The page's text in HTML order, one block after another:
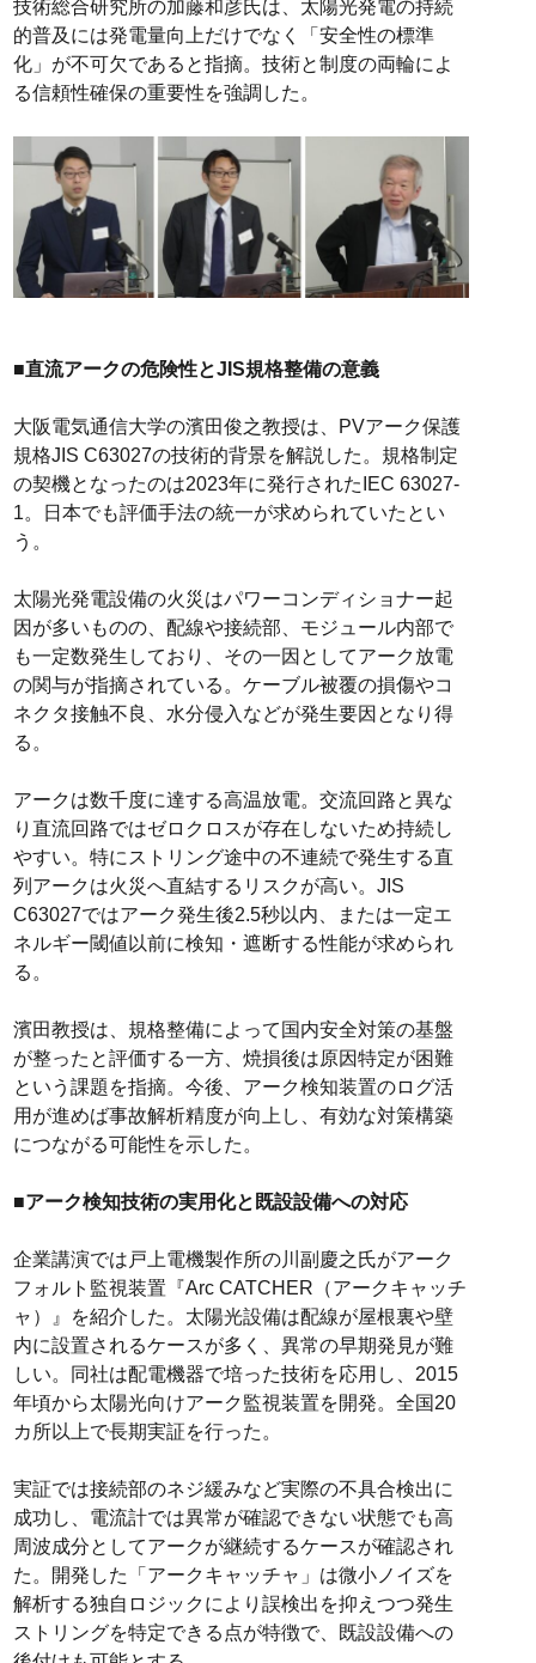
技術総合研究所の加藤和彦氏は、太陽光発電の持続
的普及には発電量向上だけでなく「安全性の標準
化」が不可欠であると指摘。技術と制度の両輪によ
る信頼性確保の重要性を強調した。
■直流アークの危険性とJIS規格整備の意義
大阪電気通信大学の濱田俊之教授は、PVアーク保護
規格JIS C63027の技術的背景を解説した。規格制定
の契機となったのは2023年に発行されたIEC 63027-
1。日本でも評価手法の統一が求められていたとい
う。
太陽光発電設備の火災はパワーコンディショナー起
因が多いものの、配線や接続部、モジュール内部で
も一定数発生しており、その一因としてアーク放電
の関与が指摘されている。ケーブル被覆の損傷やコ
ネクタ接触不良、水分侵入などが発生要因となり得
る。
アークは数千度に達する高温放電。交流回路と異な
り直流回路ではゼロクロスが存在しないため持続し
やすい。特にストリング途中の不連続で発生する直
列アークは火災へ直結するリスクが高い。JIS
C63027ではアーク発生後2.5秒以内、または一定エ
ネルギー閾値以前に検知・遮断する性能が求められ
る。
濱田教授は、規格整備によって国内安全対策の基盤
が整ったと評価する一方、焼損後は原因特定が困難
という課題を指摘。今後、アーク検知装置のログ活
用が進めば事故解析精度が向上し、有効な対策構築
につながる可能性を示した。
■アーク検知技術の実用化と既設設備への対応
企業講演では戸上電機製作所の川副慶之氏がアーク
フォルト監視装置『Arc CATCHER（アークキャッチ
ャ）』を紹介した。太陽光設備は配線が屋根裏や壁
内に設置されるケースが多く、異常の早期発見が難
しい。同社は配電機器で培った技術を応用し、2015
年頃から太陽光向けアーク監視装置を開発。全国20
カ所以上で長期実証を行った。
実証では接続部のネジ緩みなど実際の不具合検出に
成功し、電流計では異常が確認できない状態でも高
周波成分としてアークが継続するケースが確認され
た。開発した「アークキャッチャ」は微小ノイズを
解析する独自ロジックにより誤検出を抑えつつ発生
ストリングを特定できる点が特徴で、既設設備への